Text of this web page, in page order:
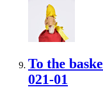
To the
021-01